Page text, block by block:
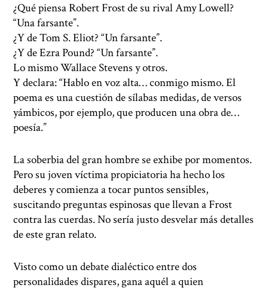
¿Qué piensa Robert Frost de su rival Amy Lowell?
“Una farsante”.
¿Y de Tom S. Eliot? “Un farsante”.
¿Y de Ezra Pound? “Un farsante”.
Lo mismo Wallace Stevens y otros.
Y declara: “Hablo en voz alta… conmigo mismo. El
poema es una cuestión de sílabas medidas, de versos
yámbicos, por ejemplo, que producen una obra de…
poesía.”
La soberbia del gran hombre se exhibe por momentos.
Pero su joven víctima propiciatoria ha hecho los
deberes y comienza a tocar puntos sensibles,
suscitando preguntas espinosas que llevan a Frost
contra las cuerdas. No sería justo desvelar más detalles
de este gran relato.
Visto como un debate dialéctico entre dos
personalidades dispares, gana aquél a quien